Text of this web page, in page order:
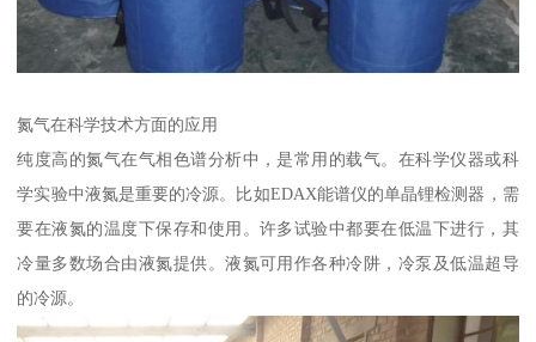
氮气在科学技术方面的应用
纯度高的氮气在气相色谱分析中，是常用的载气。在科学仪器或科
学实验中液氮是重要的冷源。比如EDAX能谱仪的单晶锂检测器，需
要在液氮的温度下保存和使用。许多试验中都要在低温下进行，其
冷量多数场合由液氮提供。液氮可用作各种冷阱，冷泵及低温超导
的冷源。